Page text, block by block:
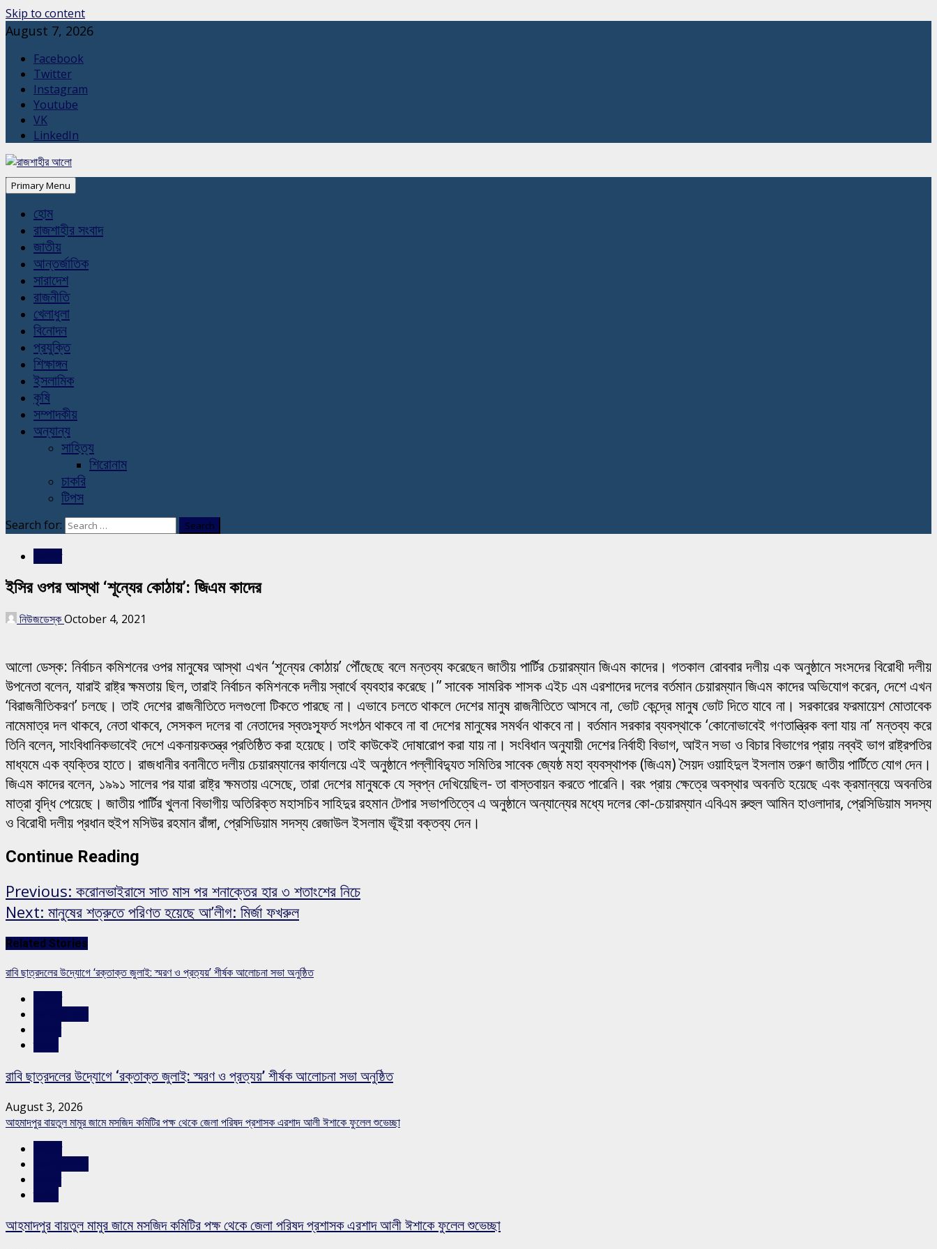
Skip to content
August 7, 2026
Facebook
Twitter
Instagram
Youtube
VK
LinkedIn
Primary Menu
হোম
রাজশাহীর সংবাদ
জাতীয়
আন্তর্জাতিক
সারাদেশ
রাজনীতি
খেলাধুলা
বিনোদন
প্রযুক্তি
শিক্ষাঙ্গন
ইসলামিক
কৃষি
সম্পাদকীয়
অন্যান্য
সাহিত্য
শিরোনাম
চাকরি
টিপস
Search for:
ইসির ওপর আস্থা ‘শূন্যের কোঠায়’: জিএম কাদের
নিউজডেস্কOctober 4, 2021
আলো ডেস্ক: নির্বাচন কমিশনের ওপর মানুষের আস্থা এখন ‘শূন্যের কোঠায়’ পৌঁছেছে বলে মন্তব্য করেছেন জাতীয় পার্টির চেয়ারম্যান জিএম কাদের। গতকাল রোববার দলীয় এক অনুষ্ঠানে সংসদের বিরোধী দলীয়
উপনেতা বলেন, যারাই রাষ্ট্র ক্ষমতায় ছিল, তারাই নির্বাচন কমিশনকে দলীয় স্বার্থে ব্যবহার করেছে।” সাবেক সামরিক শাসক এইচ এম এরশাদের দলের বর্তমান চেয়ারম্যান জিএম কাদের অভিযোগ করেন, দেশে এখন
‘বিরাজনীতিকরণ’ চলছে। তাই দেশের রাজনীতিতে দলগুলো টিকতে পারছে না। এভাবে চলতে থাকলে দেশের মানুষ রাজনীতিতে আসবে না, ভোট কেন্দ্রে মানুষ ভোট দিতে যাবে না। সরকারের ফরমায়েশ মোতাবেক
নামেমাত্র দল থাকবে, নেতা থাকবে, সেসকল দলের বা নেতাদের স্বতঃস্ফূর্ত সংগঠন থাকবে না বা দেশের মানুষের সমর্থন থাকবে না। বর্তমান সরকার ব্যবস্থাকে ‘কোনোভাবেই গণতান্ত্রিক বলা যায় না’ মন্তব্য করে
তিনি বলেন, সাংবিধানিকভাবেই দেশে একনায়কতন্ত্র প্রতিষ্ঠিত করা হয়েছে। তাই কাউকেই দোষারোপ করা যায় না। সংবিধান অনুযায়ী দেশের নির্বাহী বিভাগ, আইন সভা ও বিচার বিভাগের প্রায় নব্বই ভাগ রাষ্ট্রপতির
মাধ্যমে এক ব্যক্তির হাতে। রাজধানীর বনানীতে দলীয় চেয়ারম্যানের কার্যালয়ে এই অনুষ্ঠানে পল্লীবিদ্যুত সমিতির সাবেক জ্যেষ্ঠ মহা ব্যবস্থাপক (জিএম) সৈয়দ ওয়াহিদুল ইসলাম তরুণ জাতীয় পার্টিতে যোগ দেন।
জিএম কাদের বলেন, ১৯৯১ সালের পর যারা রাষ্ট্র ক্ষমতায় এসেছে, তারা দেশের মানুষকে যে স্বপ্ন দেখিয়েছিল- তা বাস্তবায়ন করতে পারেনি। বরং প্রায় ক্ষেত্রে অবস্থার অবনতি হয়েছে এবং ক্রমান্বয়ে অবনতির
মাত্রা বৃদ্ধি পেয়েছে। জাতীয় পার্টির খুলনা বিভাগীয় অতিরিক্ত মহাসচিব সাহিদুর রহমান টেপার সভাপতিত্বে এ অনুষ্ঠানে অন্যান্যের মধ্যে দলের কো-চেয়ারম্যান এবিএম রুহুল আমিন হাওলাদার, প্রেসিডিয়াম সদস্য
ও বিরোধী দলীয় প্রধান হুইপ মসিউর রহমান রাঁঙ্গা, প্রেসিডিয়াম সদস্য রেজাউল ইসলাম ভূঁইয়া বক্তব্য দেন।
Continue Reading
Previous: করোনভাইরাসে সাত মাস পর শনাক্তের হার ৩ শতাংশের নিচে
Next: মানুষের শত্রুতে পরিণত হয়েছে আ’লীগ: মির্জা ফখরুল
Related Stories
রাবি ছাত্রদলের উদ্যোগে ‘রক্তাক্ত জুলাই: স্মরণ ও প্রত্যয়’ শীর্ষক আলোচনা সভা অনুষ্ঠিত
রাবি ছাত্রদলের উদ্যোগে ‘রক্তাক্ত জুলাই: স্মরণ ও প্রত্যয়’ শীর্ষক আলোচনা সভা অনুষ্ঠিত
August 3, 2026
আহমাদপুর বায়তুল মামুর জামে মসজিদ কমিটির পক্ষ থেকে জেলা পরিষদ প্রশাসক এরশাদ আলী ঈশাকে ফুলেল শুভেচ্ছা
আহমাদপুর বায়তুল মামুর জামে মসজিদ কমিটির পক্ষ থেকে জেলা পরিষদ প্রশাসক এরশাদ আলী ঈশাকে ফুলেল শুভেচ্ছা